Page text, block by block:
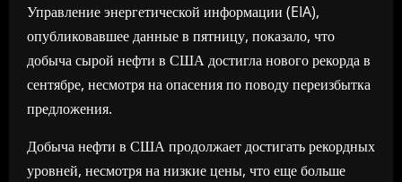
Управление энергетической информации (EIA),
опубликовавшее данные в пятницу, показало, что
добыча сырой нефти в США достигла нового рекорда в
сентябре, несмотря на опасения по поводу переизбытка
предложения.
Добыча нефти в США продолжает достигать рекордных
уровней, несмотря на низкие цены, что еще больше